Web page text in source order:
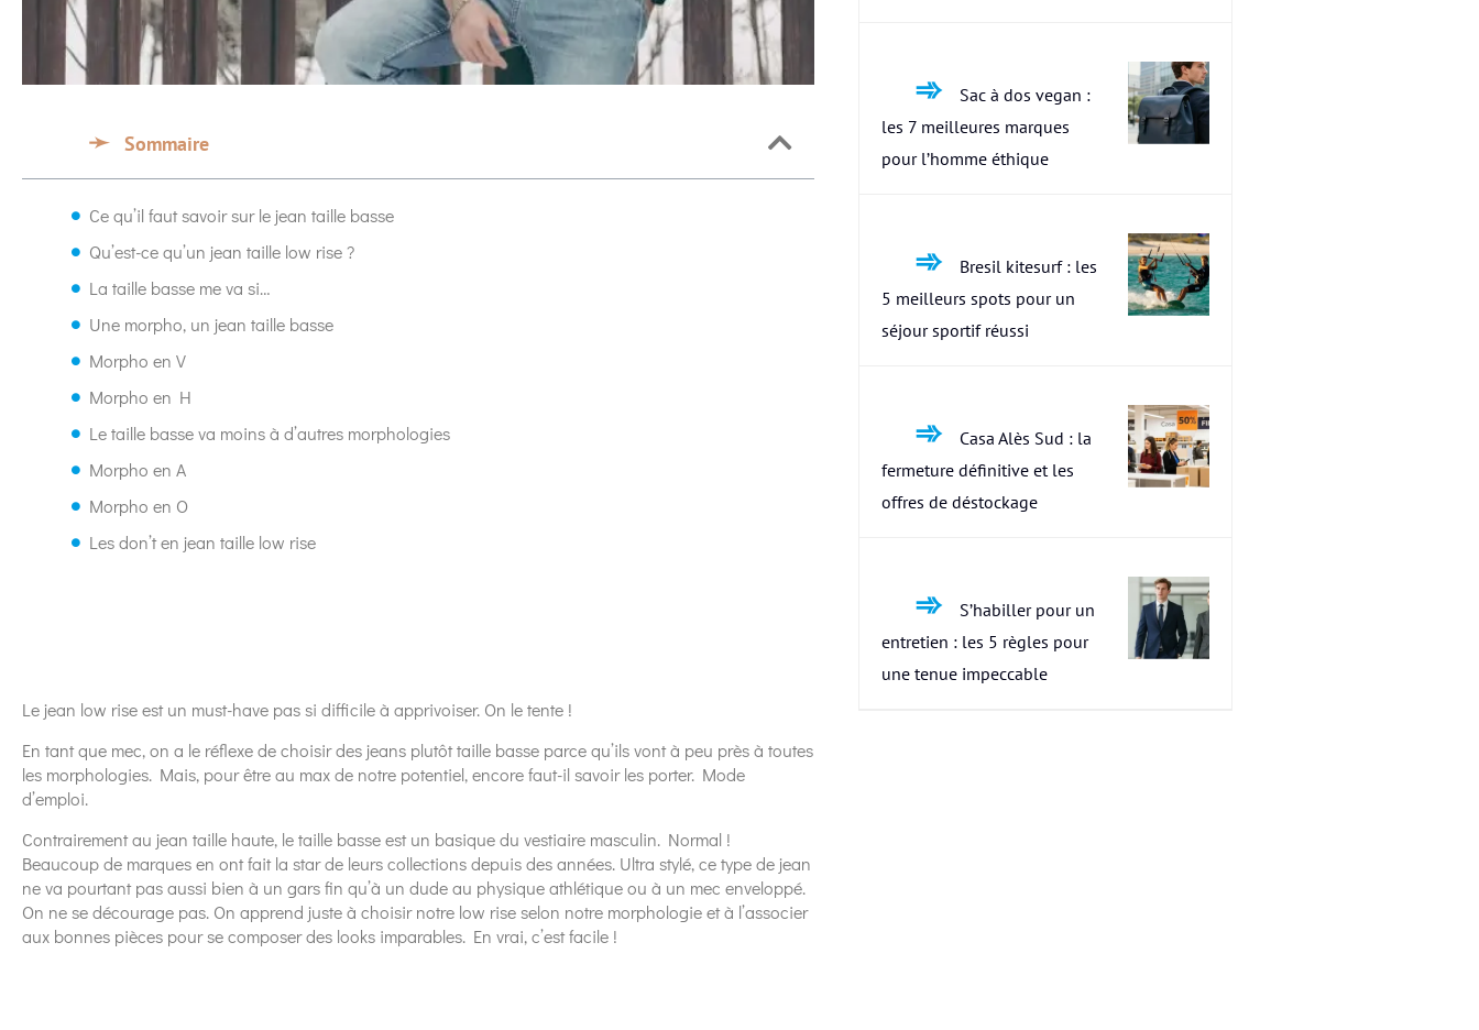
Sommaire
Ce qu’il faut savoir sur le jean taille basse
Qu’est-ce qu’un jean taille low rise ?
La taille basse me va si…
Une morpho, un jean taille basse
Morpho en V
Morpho en H
Le taille basse va moins à d’autres morphologies
Morpho en A
Morpho en O
Les don’t en jean taille low rise
Le jean low rise est un must-have pas si difficile à apprivoiser. On le tente !
En tant que mec, on a le réflexe de choisir des jeans plutôt taille basse parce qu’ils vont à peu près à toutes
les morphologies. Mais, pour être au max de notre potentiel, encore faut-il savoir les porter. Mode
d’emploi.
Contrairement au jean taille haute, le taille basse est un basique du vestiaire masculin. Normal !
Beaucoup de marques en ont fait la star de leurs collections depuis des années. Ultra stylé, ce type de jean
ne va pourtant pas aussi bien à un gars fin qu’à un dude au physique athlétique ou à un mec enveloppé.
On ne se décourage pas. On apprend juste à choisir notre low rise selon notre morphologie et à l’associer
aux bonnes pièces pour se composer des looks imparables. En vrai, c’est facile !
Sac à dos vegan :
les 7 meilleures marques
pour l’homme éthique
Bresil kitesurf : les
5 meilleurs spots pour un
séjour sportif réussi
Casa Alès Sud : la
fermeture définitive et les
offres de déstockage
S’habiller pour un
entretien : les 5 règles pour
une tenue impeccable